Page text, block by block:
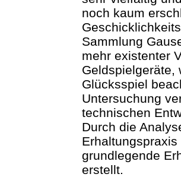
noch kaum
Sammlung
mehr existenter
Geldspielgeräte,
Glücksspiel
Untersuchung
technischen
Durch die
grundlegende
erstellt.